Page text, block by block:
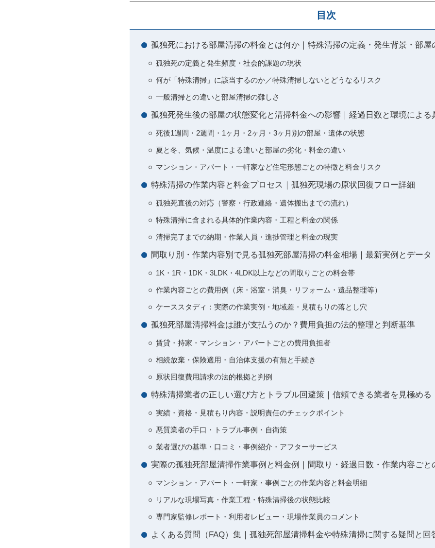
目次
孤独死における部屋清掃の料金とは何か｜特殊清掃の定義・発生背景・部屋
孤独死の定義と発生頻度・社会的課題の現状
何が「特殊清掃」に該当するのか／特殊清掃しないとどうなるリスク
一般清掃との違いと部屋清掃の難しさ
孤独死発生後の部屋の状態変化と清掃料金への影響｜経過日数と環境による
死後1週間・2週間・1ヶ月・2ヶ月・3ヶ月別の部屋・遺体の状態
夏と冬、気候・温度による違いと部屋の劣化・料金の違い
マンション・アパート・一軒家など住宅形態ごとの特徴と料金リスク
特殊清掃の作業内容と料金プロセス｜孤独死現場の原状回復フロー詳細
孤独死直後の対応（警察・行政連絡・遺体搬出までの流れ）
特殊清掃に含まれる具体的作業内容・工程と料金の関係
清掃完了までの納期・作業人員・進捗管理と料金の現実
間取り別・作業内容別で見る孤独死部屋清掃の料金相場｜最新実例とデータ
1K・1R・1DK・3LDK・4LDK以上などの間取りごとの料金帯
作業内容ごとの費用例（床・浴室・消臭・リフォーム・遺品整理等）
ケーススタディ：実際の作業実例・地域差・見積もりの落とし穴
孤独死部屋清掃料金は誰が支払うのか？費用負担の法的整理と判断基準
賃貸・持家・マンション・アパートごとの費用負担者
相続放棄・保険適用・自治体支援の有無と手続き
原状回復費用請求の法的根拠と判例
特殊清掃業者の正しい選び方とトラブル回避策｜信頼できる業者を見極める
実績・資格・見積もり内容・説明責任のチェックポイント
悪質業者の手口・トラブル事例・自衛策
業者選びの基準・口コミ・事例紹介・アフターサービス
実際の孤独死部屋清掃作業事例と料金例｜間取り・経過日数・作業内容ごと
マンション・アパート・一軒家・事例ごとの作業内容と料金明細
リアルな現場写真・作業工程・特殊清掃後の状態比較
専門家監修レポート・利用者レビュー・現場作業員のコメント
よくある質問（FAQ）集｜孤独死部屋清掃料金や特殊清掃に関する疑問と回